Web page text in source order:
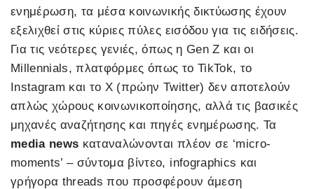
ενημέρωση, τα μέσα κοινωνικής δικτύωσης έχουν
εξελιχθεί στις κύριες πύλες εισόδου για τις ειδήσεις.
Για τις νεότερες γενιές, όπως η Gen Z και οι
Millennials, πλατφόρμες όπως το TikTok, το
Instagram και το X (πρώην Twitter) δεν αποτελούν
απλώς χώρους κοινωνικοποίησης, αλλά τις βασικές
μηχανές αναζήτησης και πηγές ενημέρωσης. Τα
media news καταναλώνονται πλέον σε ‘micro-
moments’ – σύντομα βίντεο, infographics και
γρήγορα threads που προσφέρουν άμεση